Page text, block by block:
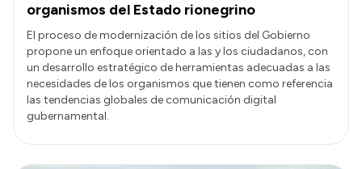
organismos del Estado rionegrino
El proceso de modernización de los sitios del Gobierno
propone un enfoque orientado a las y los ciudadanos, con
un desarrollo estratégico de herramientas adecuadas a las
necesidades de los organismos que tienen como referencia
las tendencias globales de comunicación digital
gubernamental.